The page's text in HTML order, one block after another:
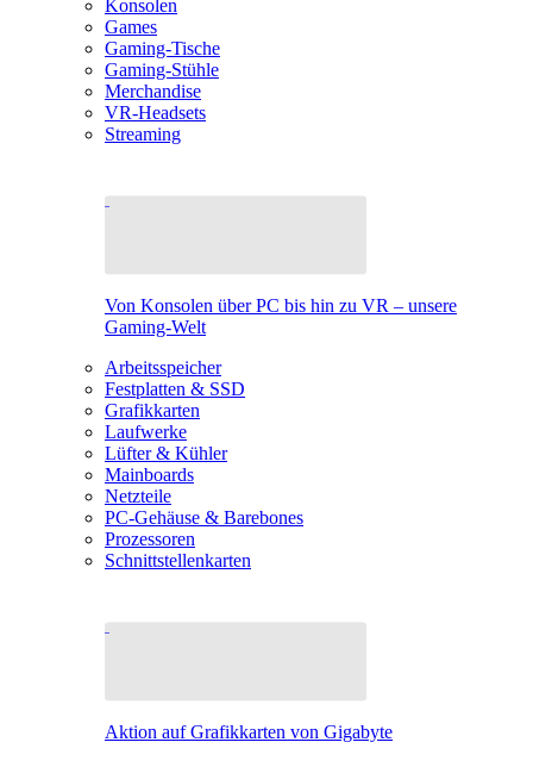
Konsolen
Games
Gaming-Tische
Gaming-Stühle
Merchandise
VR-Headsets
Streaming
Von Konsolen über PC bis hin zu VR – unsere
Gaming-Welt
Arbeitsspeicher
Festplatten & SSD
Grafikkarten
Laufwerke
Lüfter & Kühler
Mainboards
Netzteile
PC-Gehäuse & Barebones
Prozessoren
Schnittstellenkarten
Aktion auf Grafikkarten von Gigabyte